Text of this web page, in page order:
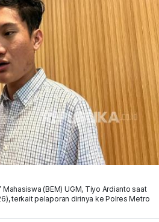
(BEM) UGM, Tiyo Ardianto saat
terkait pelaporan dirinya ke Polres Metro